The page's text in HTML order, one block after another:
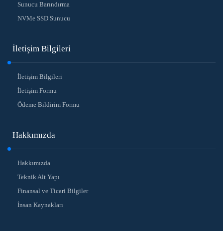
Sunucu Barındırma
NVMe SSD Sunucu
İletişim Bilgileri
İletişim Bilgileri
İletişim Formu
Ödeme Bildirim Formu
Hakkımızda
Hakkımızda
Teknik Alt Yapı
Finansal ve Ticari Bilgiler
İnsan Kaynakları